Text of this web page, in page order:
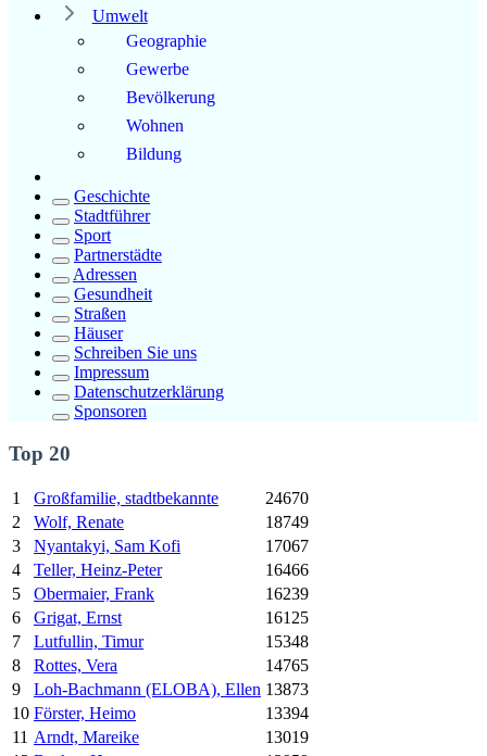
Umwelt
Geographie
Gewerbe
Bevölkerung
Wohnen
Bildung
Geschichte
Stadtführer
Sport
Partnerstädte
Adressen
Gesundheit
Straßen
Häuser
Schreiben Sie uns
Impressum
Datenschutzerklärung
Sponsoren
Top 20
1 Großfamilie, stadtbekannte
24670
2
Wolf, Renate
18749
3
Nyantakyi, Sam Kofi
17067
4
Teller, Heinz-Peter
16466
5
Obermaier, Frank
16239
6
Grigat, Ernst
16125
7
Lutfullin, Timur
15348
8
Rottes, Vera
14765
9
Loh-Bachmann (ELOBA), Ellen 13873
10 Förster, Heimo
13394
11 Arndt, Mareike
13019